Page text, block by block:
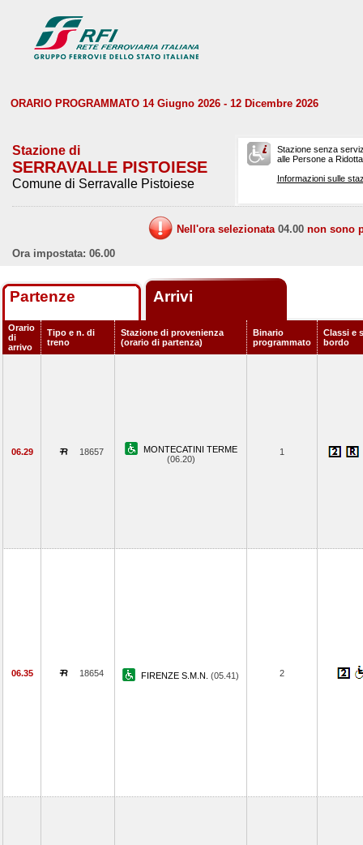
ORARIO PROGRAMMATO 14 Giugno 2026 - 12 Dicembre 2026
Stazione di
SERRAVALLE PISTOIESE
Comune di Serravalle Pistoiese
Stazione senza
alle Persone a
Informazioni sulle
Nell'ora selezionata 04.00 non sono
Ora impostata: 06.00
Partenze Arrivi
Orario
di
arrivo
Tipo e n. di
treno
Stazione di provenienza
(orario di partenza)
Binario
programmato
Classi e
bordo
06.29 18657
MONTECATINI TERME
(06.20)
1
06.35 18654 FIRENZE S.M.N. (05.41) 2